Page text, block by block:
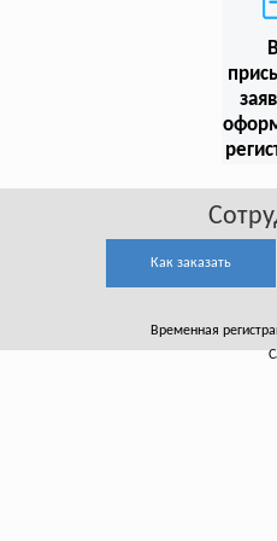
Как заказать
Временная